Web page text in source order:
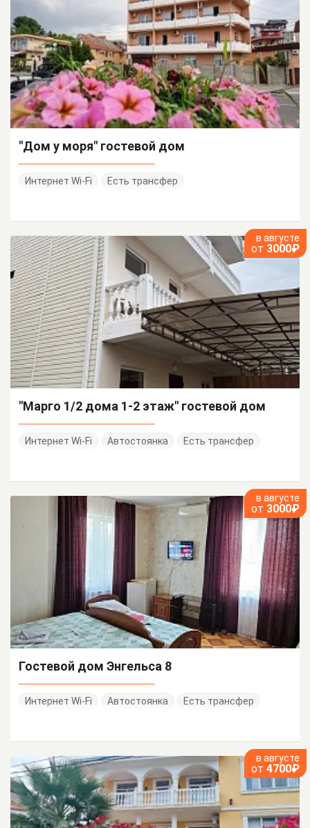
"Дом у моря" гостевой дом
Интернет Wi-Fi Есть трансфер
в августе
от 3000₽
"Марго 1/2 дома 1-2 этаж" гостевой дом
Интернет Wi-Fi Автостоянка Есть трансфер
в августе
от 3000₽
Гостевой дом Энгельса 8
Интернет Wi-Fi Автостоянка Есть трансфер
в августе
от 4700₽